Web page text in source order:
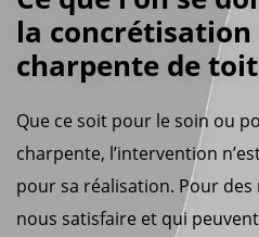
la concrétisation
charpente de
Que ce soit pour le soin ou
charpente, l’intervention
pour sa réalisation. Pour
nous satisfaire et qui